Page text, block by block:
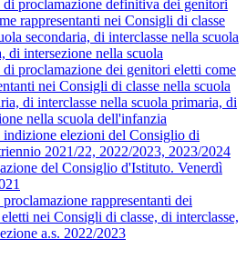
di proclamazione definitiva dei genitori
rappresentanti nei Consigli di classe
secondaria, di interclasse nella scuola
di intersezione nella scuola
di proclamazione dei genitori eletti come
nei Consigli di classe nella scuola
di interclasse nella scuola primaria, di
nella scuola dell'infanzia
indizione elezioni del Consiglio di
2021/22, 2022/2023, 2023/2024
del Consiglio d'Istituto. Venerdì
rappresentanti dei
nei Consigli di classe, di interclasse,
a.s. 2022/2023